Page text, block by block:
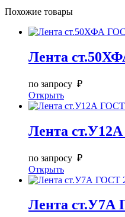
Похожие товары
Лента
по запросу ₽
Открыть
Лента
по запросу ₽
Открыть
Лента ст.У7А